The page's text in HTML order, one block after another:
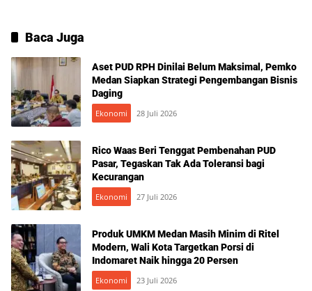
Baca Juga
Aset PUD RPH Dinilai Belum Maksimal, Pemko
Medan Siapkan Strategi Pengembangan Bisnis
Daging
Ekonomi 28 Juli 2026
Rico Waas Beri Tenggat Pembenahan PUD
Pasar, Tegaskan Tak Ada Toleransi bagi
Kecurangan
Ekonomi 27 Juli 2026
Produk UMKM Medan Masih Minim di Ritel
Modern, Wali Kota Targetkan Porsi di
Indomaret Naik hingga 20 Persen
Ekonomi 23 Juli 2026